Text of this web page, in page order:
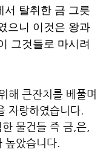
서 탈취한 금 그릇
으니 이것은 왕과
그것들로 마시려
해 큰잔치를 베풀며
자랑하였습니다.
물건들 즉 금,은,
았습니다.